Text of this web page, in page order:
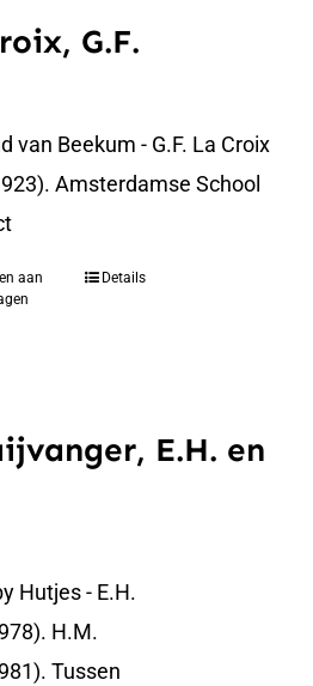
G.F.
van Beekum - G.F. La Croix
Amsterdamse School
aan
Details
E.H. en
Hutjes - E.H.
H.M.
Tussen